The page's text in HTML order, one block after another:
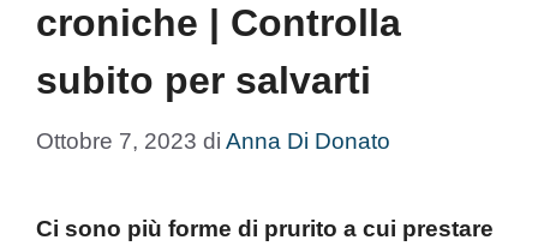
croniche | Controlla
subito per salvarti
Ottobre 7, 2023 di Anna Di Donato
Ci sono più forme di prurito a cui prestare